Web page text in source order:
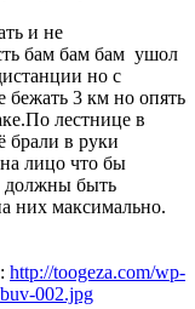
и не
бам бам бам ушол
но с
бежать 3 км но опять
лестнице в
брали в руки
лицо что бы
должны быть
них максимально.
http://toogeza.com/wp-
002.jpg